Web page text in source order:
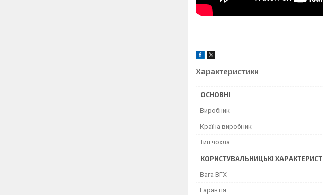
Характеристики
ОСНОВНІ
Виробник
Країна виробник
Тип чохла
КОРИСТУВАЛЬНИЦЬКІ
Вага ВГХ
Гарантія